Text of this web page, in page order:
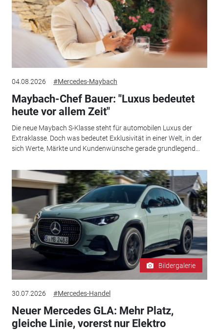
04.08.2026 #Mercedes-Maybach
Maybach-Chef Bauer: "Luxus bedeutet
heute vor allem Zeit"
Die neue Maybach S-Klasse steht für automobilen Luxus der
Extraklasse. Doch was bedeutet Exklusivität in einer Welt, in der
sich Werte, Märkte und Kundenwünsche gerade grundlegend...
Bildergalerie
30.07.2026 #Mercedes-Handel
Neuer Mercedes GLA: Mehr Platz,
gleiche Linie, vorerst nur Elektro